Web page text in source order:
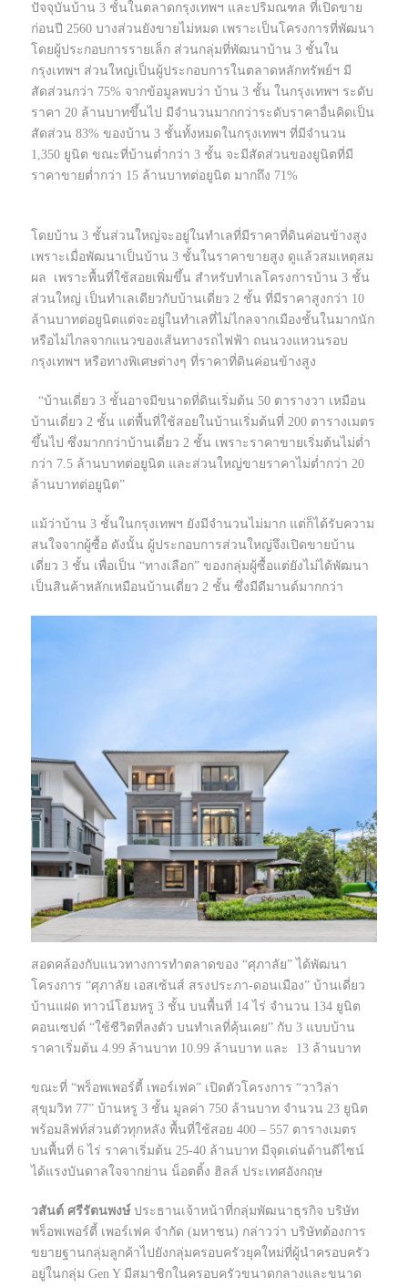
ปัจจุบันบ้าน 3 ชั้นในตลาดกรุงเทพฯ และปริมณฑล ที่เปิดขาย
ก่อนปี 2560 บางส่วนยังขายไม่หมด เพราะเป็นโครงการที่พัฒนา
โดยผู้ประกอบการรายเล็ก ส่วนกลุ่มที่พัฒนาบ้าน 3 ชั้นใน
กรุงเทพฯ ส่วนใหญ่เป็นผู้ประกอบการในตลาดหลักทรัพย์ฯ มี
สัดส่วนกว่า 75% จากข้อมูลพบว่า บ้าน 3 ชั้น ในกรุงเทพฯ ระดับ
ราคา 20 ล้านบาทขึ้นไป มีจำนวนมากกว่าระดับราคาอื่นคิดเป็น
สัดส่วน 83% ของบ้าน 3 ชั้นทั้งหมดในกรุงเทพฯ ที่มีจำนวน
1,350 ยูนิต ขณะที่บ้านต่ำกว่า 3 ชั้น จะมีสัดส่วนของยูนิตที่มี
ราคาขายต่ำกว่า 15 ล้านบาทต่อยูนิต มากถึง 71%
โดยบ้าน 3 ชั้นส่วนใหญ่จะอยู่ในทำเลที่มีราคาที่ดินค่อนข้างสูง
เพราะเมื่อพัฒนาเป็นบ้าน 3 ชั้นในราคาขายสูง ดูแล้วสมเหตุสม
ผล เพราะพื้นที่ใช้สอยเพิ่มขึ้น สำหรับทำเลโครงการบ้าน 3 ชั้น
ส่วนใหญ่ เป็นทำเลเดียวกับบ้านเดี่ยว 2 ชั้น ที่มีราคาสูงกว่า 10
ล้านบาทต่อยูนิตแต่จะอยู่ในทำเลที่ไม่ไกลจากเมืองชั้นในมากนัก
หรือไม่ไกลจากแนวของเส้นทางรถไฟฟ้า ถนนวงแหวนรอบ
กรุงเทพฯ หรือทางพิเศษต่างๆ ที่ราคาที่ดินค่อนข้างสูง
“บ้านเดี่ยว 3 ชั้นอาจมีขนาดที่ดินเริ่มต้น 50 ตารางวา เหมือน
บ้านเดี่ยว 2 ชั้น แต่พื้นที่ใช้สอยในบ้านเริ่มต้นที่ 200 ตารางเมตร
ขึ้นไป ซึ่งมากกว่าบ้านเดี่ยว 2 ชั้น เพราะราคาขายเริ่มต้นไม่ต่ำ
กว่า 7.5 ล้านบาทต่อยูนิต และส่วนใหญ่ขายราคาไม่ต่ำกว่า 20
ล้านบาทต่อยูนิต”
แม้ว่าบ้าน 3 ชั้นในกรุงเทพฯ ยังมีจำนวนไม่มาก แต่ก็ได้รับความ
สนใจจากผู้ซื้อ ดังนั้น ผู้ประกอบการส่วนใหญ่จึงเปิดขายบ้าน
เดี่ยว 3 ชั้น เพื่อเป็น “ทางเลือก” ของกลุ่มผู้ซื้อแต่ยังไม่ได้พัฒนา
เป็นสินค้าหลักเหมือนบ้านเดี่ยว 2 ชั้น ซึ่งมีดีมานด์มากกว่า
สอดคล้องกับแนวทางการทำตลาดของ “ศุภาลัย” ได้พัฒนา
โครงการ “ศุภาลัย เอสเซ้นส์ สรงประภา-ดอนเมือง” บ้านเดี่ยว
บ้านแฝด ทาวน์โฮมหรู 3 ชั้น บนพื้นที่ 14 ไร่ จำนวน 134 ยูนิต
คอนเซปต์ “ใช้ชีวิตที่ลงตัว บนทำเลที่คุ้นเคย” กับ 3 แบบบ้าน
ราคาเริ่มต้น 4.99 ล้านบาท 10.99 ล้านบาท และ 13 ล้านบาท
ขณะที่ “พร็อพเพอร์ตี้ เพอร์เฟค” เปิดตัวโครงการ “วาวิล่า
สุขุมวิท 77” บ้านหรู 3 ชั้น มูลค่า 750 ล้านบาท จำนวน 23 ยูนิต
พร้อมลิฟท์ส่วนตัวทุกหลัง พื้นที่ใช้สอย 400 – 557 ตารางเมตร
บนพื้นที่ 6 ไร่ ราคาเริ่มต้น 25-40 ล้านบาท มีจุดเด่นด้านดีไซน์
ได้แรงบันดาลใจจากย่าน น็อตติ้ง ฮิลล์ ประเทศอังกฤษ
วสันต์ ศรีรัตนพงษ์ ประธานเจ้าหน้าที่กลุ่มพัฒนาธุรกิจ บริษัท
พร็อพเพอร์ตี้ เพอร์เฟค จำกัด (มหาชน) กล่าวว่า บริษัทต้องการ
ขยายฐานกลุ่มลูกค้าไปยังกลุ่มครอบครัวยุคใหม่ที่ผู้นำครอบครัว
อยู่ในกลุ่ม Gen Y มีสมาชิกในครอบครัวขนาดกลางและขนาด